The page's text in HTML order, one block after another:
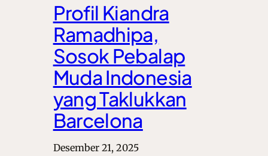
Profil Kiandra
Ramadhipa,
Sosok Pebalap
Muda Indonesia
yang Taklukkan
Barcelona
Desember 21, 2025